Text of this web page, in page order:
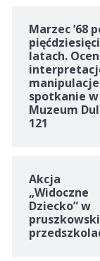
Marzec ’68
latach.
spotkanie w
Muzeum
121
Akcja
„Widoczne
Dziecko” w